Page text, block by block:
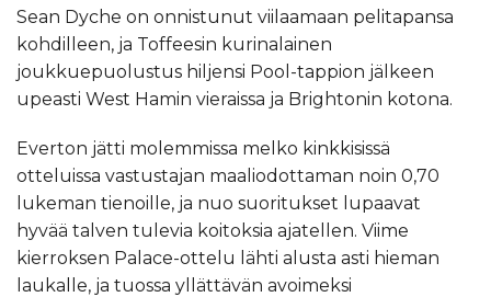
Sean Dyche on onnistunut viilaamaan pelitapansa
kohdilleen, ja Toffeesin kurinalainen
joukkuepuolustus hiljensi Pool-tappion jälkeen
upeasti West Hamin vieraissa ja Brightonin kotona.
Everton jätti molemmissa melko kinkkisissä
otteluissa vastustajan maaliodottaman noin 0,70
lukeman tienoille, ja nuo suoritukset lupaavat
hyvää talven tulevia koitoksia ajatellen. Viime
kierroksen Palace-ottelu lähti alusta asti hieman
laukalle, ja tuossa yllättävän avoimeksi